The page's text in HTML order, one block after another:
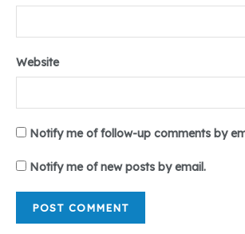
Website
Notify me of follow-up comments by
Notify me of new posts by email.